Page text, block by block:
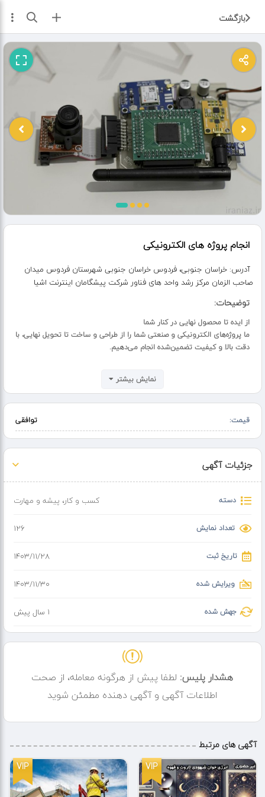
بازگشت ثبت آگهی
انجام پروژه های الکترونیکی
آدرس: خراسان جنوبی، فردوس خراسان جنوبی شهرستان فردوس میدان
صاحب الزمان مرکز رشد واحد های فناور شرکت پیشگامان اینترنت اشیا
توضیحات:
از ایده تا محصول نهایی در کنار شما
ما پروژه‌های الکترونیکی و صنعتی شما را از طراحی و ساخت تا تحویل نهایی، با
دقت بالا و کیفیت تضمین‌شده انجام می‌دهیم.
طراحی و ساخت بردهای الکترونیکی (دیجیتال، آنالوگ و صنعتی)
راه‌اندازی و توسعه پروژه‌های اینترنت اشیا (IoT)
کنترل از راه دور و هوشمندسازی ساختمان‌ها و تجهیزات
طراحی و برنامه‌نویسی سیستم‌های GSM، GPRS، GPS
طراحی PCB و مهندسی معکوس بردهای الکترونیکی
راه‌اندازی انواع سنسورها و ماژول‌ها با پروتکل‌های مختلف
چرا ما؟
سرعت و دقت بالا – اجرای پروژه‌ها در کمترین زمان با بهترین کیفیت
پشتیبانی و آموزش – ارائه فایل‌های پروژه همراه با توضیحات کامل
طراحی اختصاصی – پیاده‌سازی راهکارها مطابق نیاز شما
نمایش بیشتر
قیمت: توافقی
جزئیات آگهی
دسته کسب و کار، پیشه و مهارت
تعداد نمایش 126
تاریخ ثبت ۱۴۰۳/۱۱/۲۸
ویرایش شده ۱۴۰۳/۱۱/۳۰
جهش شده 1 سال پیش
هشدار پلیس: لطفا پیش از هرگونه معامله، از صحت
اطلاعات آگهی و آگهی دهنده مطمئن شوید
آگهی های مرتبط
VIP
VIP